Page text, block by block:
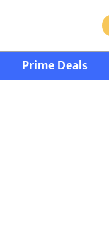
Prime Deals